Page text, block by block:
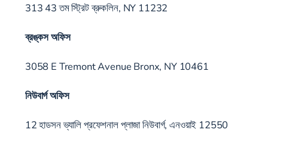
313 43 তম স্ট্রিট ব্রুকলিন, NY 11232
ব্রঙ্কস অফিস
3058 E Tremont Avenue Bronx, NY 10461
নিউবার্গ অফিস
12 হাডসন ভ্যালি প্রফেশনাল প্লাজা নিউবার্গ, এনওয়াই 12550